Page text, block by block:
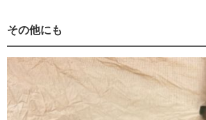
その他にも